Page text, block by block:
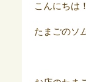
こんにちは！
たまごのソ